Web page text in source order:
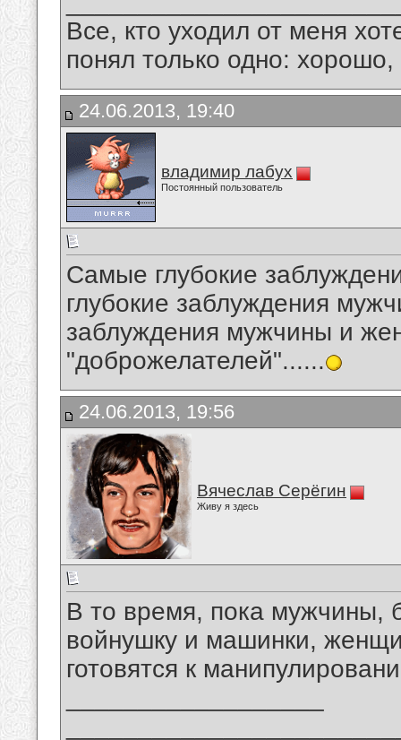
Все, кто уходил от меня
понял только одно:
24.06.2013, 19:40
владимир лабух
Постоянный пользователь
Самые глубокие
глубокие заблуждения
заблуждения мужчины и
"доброжелателей"......
24.06.2013, 19:56
Вячеслав Серёгин
Живу я здесь
В то время, пока мужчины,
войнушку и машинки,
готовятся к